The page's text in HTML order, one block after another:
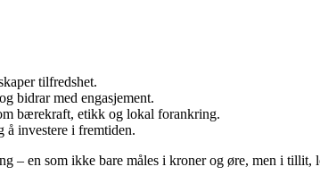
tilfredshet.
bidrar med engasjement.
bærekraft, etikk og lokal forankring.
investere i fremtiden.
– en som ikke bare måles i kroner og øre, men i tillit,